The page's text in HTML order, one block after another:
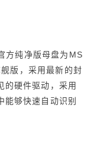
方纯净版母盘为 MS
版，采用最新的封
的硬件驱动，采用
能够快速自动识别